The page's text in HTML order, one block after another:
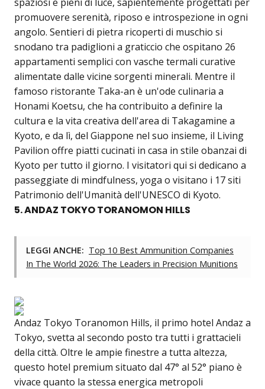
promuovere serenità, riposo e introspezione in ogni
angolo. Sentieri di pietra ricoperti di muschio si
snodano tra padiglioni a graticcio che ospitano 26
appartamenti semplici con vasche termali curative
alimentate dalle vicine sorgenti minerali. Mentre il
famoso ristorante Taka-an è un'ode culinaria a
Honami Koetsu, che ha contribuito a definire la
cultura e la vita creativa dell'area di Takagamine a
Kyoto, e da lì, del Giappone nel suo insieme, il Living
Pavilion offre piatti cucinati in casa in stile obanzai di
Kyoto per tutto il giorno. I visitatori qui si dedicano a
passeggiate di mindfulness, yoga o visitano i 17 siti
Patrimonio dell'Umanità dell'UNESCO di Kyoto.
5. ANDAZ TOKYO TORANOMON HILLS
LEGGI ANCHE: Top 10 Best Ammunition Companies
In The World 2026: The Leaders in Precision Munitions
Andaz Tokyo Toranomon Hills, il primo hotel Andaz a
Tokyo, svetta al secondo posto tra tutti i grattacieli
della città. Oltre le ampie finestre a tutta altezza,
questo hotel premium situato dal 47° al 52° piano è
vivace quanto la stessa energica metropoli